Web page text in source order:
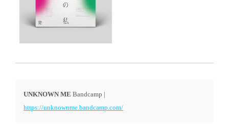
UNKNOWN ME Bandcamp |
https://unknownme.bandcamp.com/